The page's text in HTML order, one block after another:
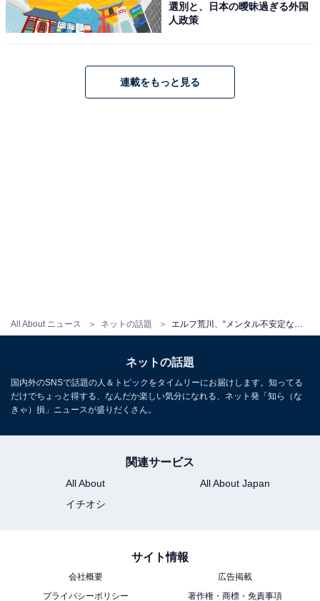
All About ニュース ネットの話題
選別と、日本の曖昧過ぎる外国
人政策
連載をもっと見る
ネットの話題
国内外のSNSで話題の人＆トピックをタイムリーにお届けします。知ってる
だけでちょっと得する、なんだか楽しい気分になれる、ネット発「知ら（な
きゃ）損」ニュースが盛りだくさん。
関連サービス
All About
All About Japan
イチオシ
サイト情報
会社概要
広告掲載
プライバシーポリシー
著作権・商標・免責事項